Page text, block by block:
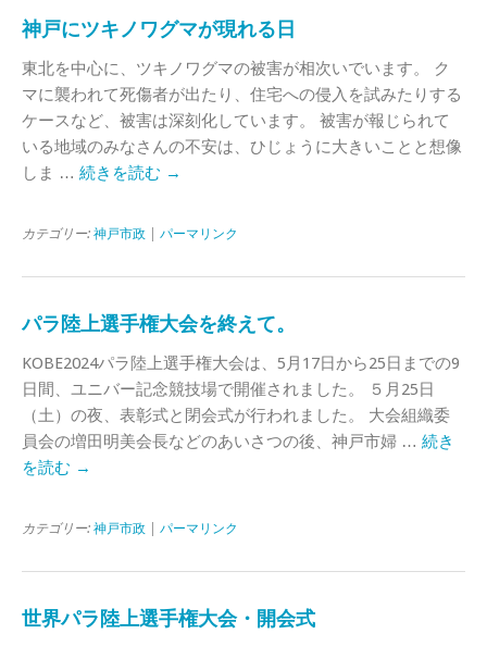
神戸にツキノワグマが現れる日
東北を中心に、ツキノワグマの被害が相次いでいます。 ク
マに襲われて死傷者が出たり、住宅への侵入を試みたりする
ケースなど、被害は深刻化しています。 被害が報じられて
いる地域のみなさんの不安は、ひじょうに大きいことと想像
しま … 続きを読む →
カテゴリー: 神戸市政 パーマリンク
パラ陸上選手権大会を終えて。
KOBE2024パラ陸上選手権大会は、5月17日から25日までの9
日間、ユニバー記念競技場で開催されました。 ５月25日
（土）の夜、表彰式と閉会式が行われました。 大会組織委
員会の増田明美会長などのあいさつの後、神戸市婦 … 続き
を読む →
カテゴリー: 神戸市政 パーマリンク
世界パラ陸上選手権大会・開会式